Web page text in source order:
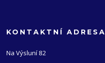
KONTAKTNÍ ADRESA
Na Výsluní 82